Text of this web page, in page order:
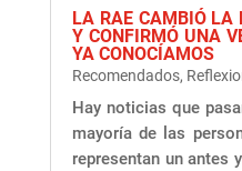
LA RAE CAMBIÓ LA
Y CONFIRMÓ UNA
YA CONOCÍAMOS
Recomendados,
Hay noticias que
mayoría de las
representan un antes